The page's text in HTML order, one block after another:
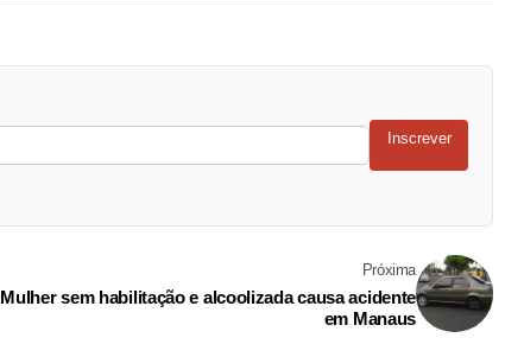
Inscrever
Próxima
Mulher sem habilitação e alcoolizada causa acidente
em Manaus